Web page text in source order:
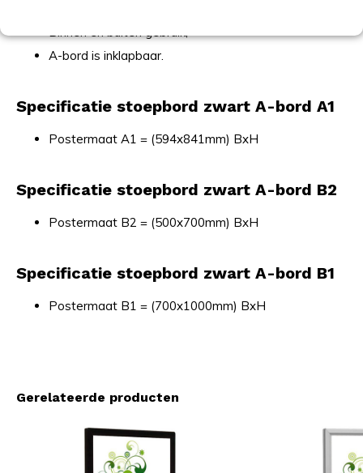
Binnen en buiten gebruik;
A-bord is inklapbaar.
Specificatie stoepbord zwart A-bord A1
Postermaat A1 = (594x841mm) BxH
Specificatie stoepbord zwart A-bord B2
Postermaat B2 = (500x700mm) BxH
Specificatie stoepbord zwart A-bord B1
Postermaat B1 = (700x1000mm) BxH
Gerelateerde producten